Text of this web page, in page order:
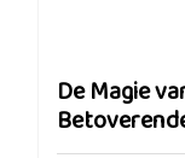
De Magie